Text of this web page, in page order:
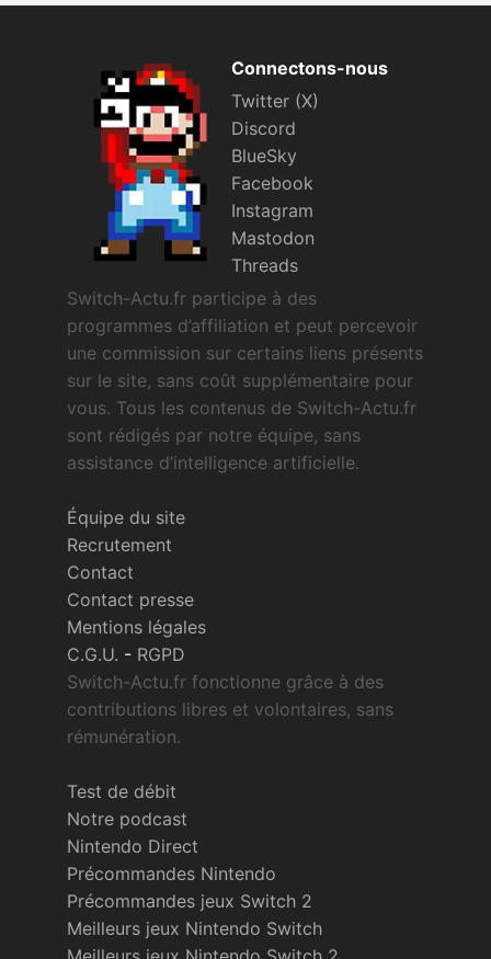
Connectons-nous
Twitter (X)
Discord
BlueSky
Facebook
Instagram
Mastodon
Threads
Switch-Actu.fr participe à des
programmes d’affiliation et peut percevoir
une commission sur certains liens présents
sur le site, sans coût supplémentaire pour
vous. Tous les contenus de Switch-Actu.fr
sont rédigés par notre équipe, sans
assistance d’intelligence artificielle.
Équipe du site
Recrutement
Contact
Contact presse
Mentions légales
C.G.U. - RGPD
Switch-Actu.fr fonctionne grâce à des
contributions libres et volontaires, sans
rémunération.
Test de débit
Notre podcast
Nintendo Direct
Précommandes Nintendo
Précommandes jeux Switch 2
Meilleurs jeux Nintendo Switch